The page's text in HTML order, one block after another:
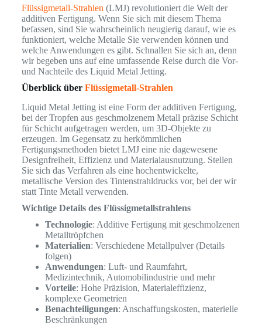
Flüssigmetall-Strahlen (LMJ) revolutioniert die Welt der
additiven Fertigung. Wenn Sie sich mit diesem Thema
befassen, sind Sie wahrscheinlich neugierig darauf, wie es
funktioniert, welche Metalle Sie verwenden können und
welche Anwendungen es gibt. Schnallen Sie sich an, denn
wir begeben uns auf eine umfassende Reise durch die Vor-
und Nachteile des Liquid Metal Jetting.
Überblick über Flüssigmetall-Strahlen
Liquid Metal Jetting ist eine Form der additiven Fertigung,
bei der Tropfen aus geschmolzenem Metall präzise Schicht
für Schicht aufgetragen werden, um 3D-Objekte zu
erzeugen. Im Gegensatz zu herkömmlichen
Fertigungsmethoden bietet LMJ eine nie dagewesene
Designfreiheit, Effizienz und Materialausnutzung. Stellen
Sie sich das Verfahren als eine hochentwickelte,
metallische Version des Tintenstrahldrucks vor, bei der wir
statt Tinte Metall verwenden.
Wichtige Details des Flüssigmetallstrahlens
Technologie: Additive Fertigung mit geschmolzenen
Metalltröpfchen
Materialien: Verschiedene Metallpulver (Details
folgen)
Anwendungen: Luft- und Raumfahrt,
Medizintechnik, Automobilindustrie und mehr
Vorteile: Hohe Präzision, Materialeffizienz,
komplexe Geometrien
Benachteiligungen: Anschaffungskosten, materielle
Beschränkungen